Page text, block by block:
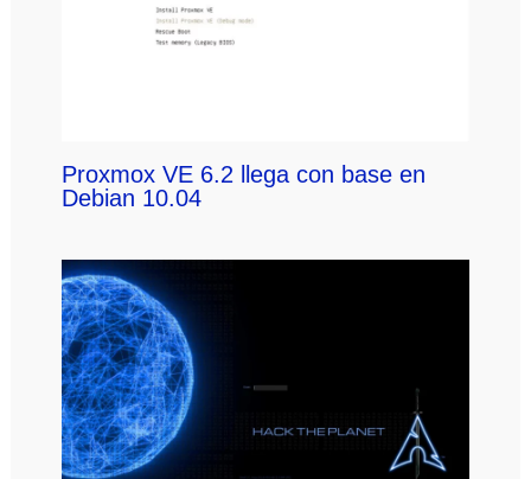
Proxmox VE 6.2 llega con base en
Debian 10.04